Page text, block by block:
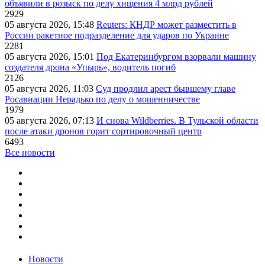
объявили в розыск по делу хищения 4 млрд рублей
2929
05 августа 2026, 15:48 Reuters: КНДР может разместить в
России ракетное подразделение для ударов по Украине
2281
05 августа 2026, 15:01 Под Екатеринбургом взорвали машину
создателя дрона «Упырь», водитель погиб
2126
05 августа 2026, 11:03 Суд продлил арест бывшему главе
Росавиации Нерадько по делу о мошенничестве
1979
05 августа 2026, 07:13 И снова Wildberries. В Тульской области
после атаки дронов горит сортировочный центр
6493
Все новости
Новости